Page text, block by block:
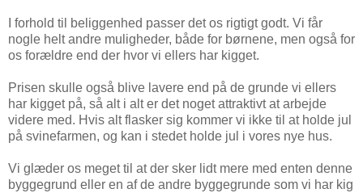
I forhold til beliggenhed passer det os rigtigt godt. Vi får
nogle helt andre muligheder, både for børnene, men også for
os forældre end der hvor vi ellers har kigget.
Prisen skulle også blive lavere end på de grunde vi ellers
har kigget på, så alt i alt er det noget attraktivt at arbejde
videre med. Hvis alt flasker sig kommer vi ikke til at holde jul
på svinefarmen, og kan i stedet holde jul i vores nye hus.
Vi glæder os meget til at der sker lidt mere med enten denne
byggegrund eller en af de andre byggegrunde som vi har kig